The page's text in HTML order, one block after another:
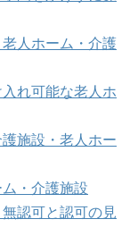
人ホーム・介護
れ可能な老人ホ
施設・老人ホー
・介護施設
認可と認可の見